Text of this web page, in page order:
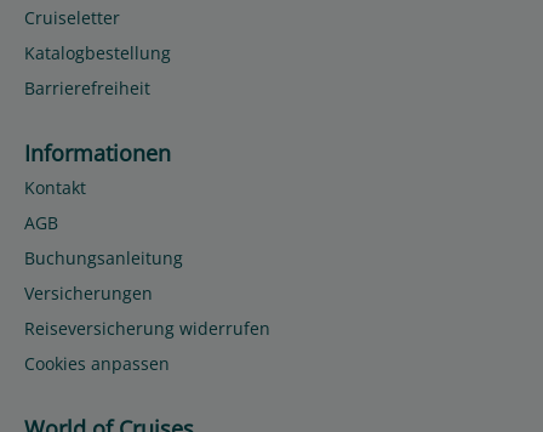
Cruiseletter
Katalogbestellung
Barrierefreiheit
Informationen
Kontakt
AGB
Buchungsanleitung
Versicherungen
Reiseversicherung widerrufen
Cookies anpassen